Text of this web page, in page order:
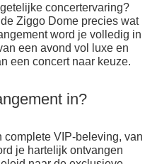
concertervaring?
Ziggo Dome precies wat
word je volledig in
een avond vol luxe en
een concert naar keuze.
in?
complete VIP-beleving, van
je hartelijk ontvangen